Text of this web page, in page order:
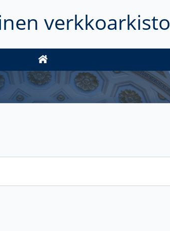
verkkoarkisto